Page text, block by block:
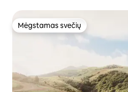
Mėgstamas svečių
Mėgstamas svečių